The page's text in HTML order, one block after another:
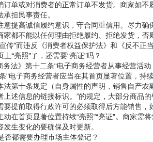
订单或对消费者的正常订单不发货。商家如
承担民事责任。
意提高诚信履约意识，守合同重信用。尽力
家都不能以任何理由拒绝履约、拒绝发货，
传”而违反《消费者权益保护法》和《反不正
“亮照”了，还需要“亮证”吗？
务法》第十二条“电子商务经营者从事经营活
“电子商务经营者应当在其首页显著位置，
法第十条规定（自身属性的声明，销售自产
上述信息的链接标识。”的规定，大部分商品
要提前取得行政许可的必须取得后方能销售，
动在首页显著位置持续“亮照”“亮证”。商家
发生变化的要确保及时更新。
否都需要办理市场主体登记？